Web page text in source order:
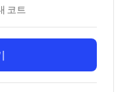
코트